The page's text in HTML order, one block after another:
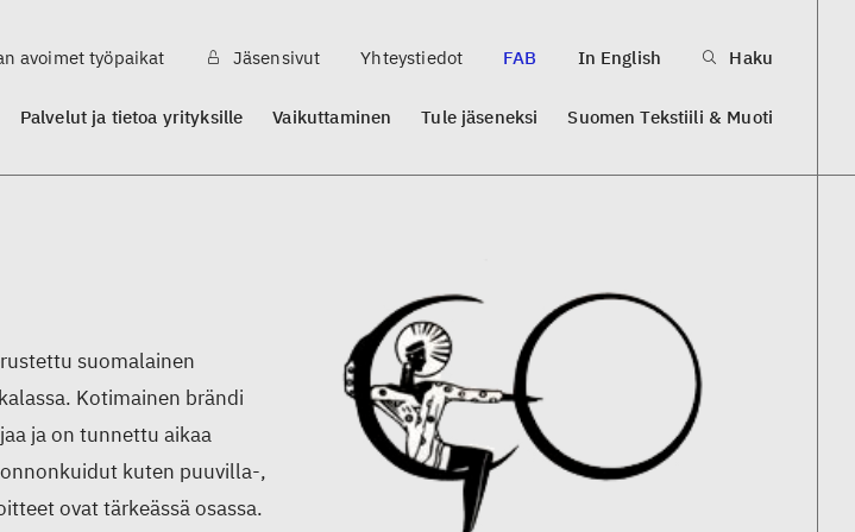
avoimet työpaikat Jäsensivut Yhteystiedot FAB In English Haku
Palvelut ja tietoa yrityksille Vaikuttaminen Tule jäseneksi Suomen Tekstiili & Muoti
suomalainen
Kotimainen brändi
ja on tunnettu aikaa
kuten puuvilla-,
ovat tärkeässä osassa.